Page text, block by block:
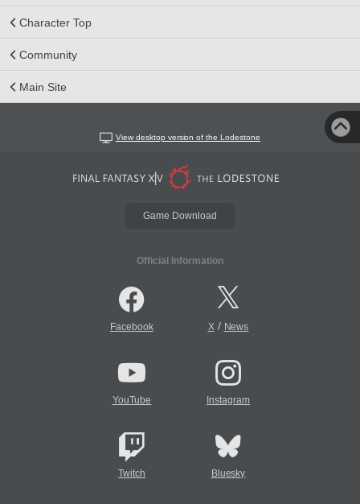
Character Top
Community
Main Site
View desktop version of the Lodestone
Game Download
Official Information
Facebook X/ News
YouTube Instagram
Twitch Bluesky